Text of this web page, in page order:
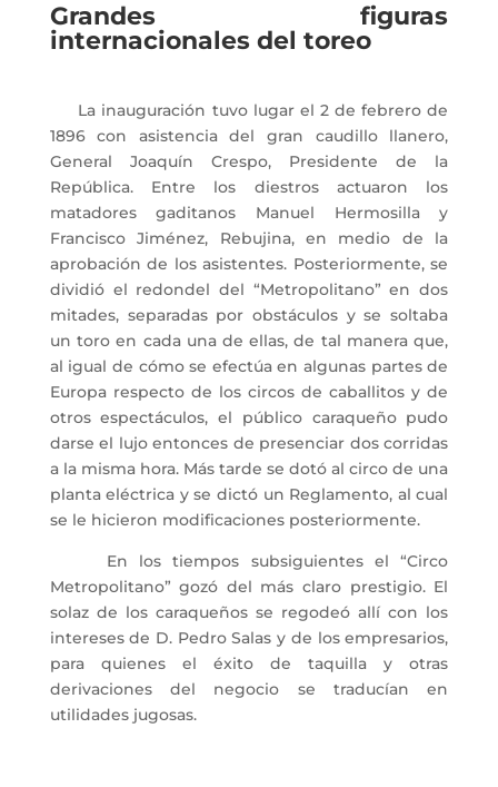
Grandes figuras
internacionales del toreo
La inauguración tuvo lugar el 2 de febrero de
1896 con asistencia del gran caudillo llanero,
General Joaquín Crespo, Presidente de la
República. Entre los diestros actuaron los
matadores gaditanos Manuel Hermosilla y
Francisco Jiménez, Rebujina, en medio de la
aprobación de los asistentes. Posteriormente, se
dividió el redondel del “Metropolitano” en dos
mitades, separadas por obstáculos y se soltaba
un toro en cada una de ellas, de tal manera que,
al igual de cómo se efectúa en algunas partes de
Europa respecto de los circos de caballitos y de
otros espectáculos, el público caraqueño pudo
darse el lujo entonces de presenciar dos corridas
a la misma hora. Más tarde se dotó al circo de una
planta eléctrica y se dictó un Reglamento, al cual
se le hicieron modificaciones posteriormente.
En los tiempos subsiguientes el “Circo
Metropolitano” gozó del más claro prestigio. El
solaz de los caraqueños se regodeó allí con los
intereses de D. Pedro Salas y de los empresarios,
para quienes el éxito de taquilla y otras
derivaciones del negocio se traducían en
utilidades jugosas.